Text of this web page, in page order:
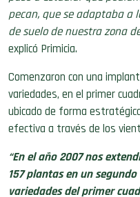
pecan, que se adaptaba a
de suelo de nuestra zona
explicó Primicia.
Comenzaron con una
variedades, en el primer
ubicado de forma
efectiva a través de los
“En el año 2007 nos
157 plantas en un
variedades del primer